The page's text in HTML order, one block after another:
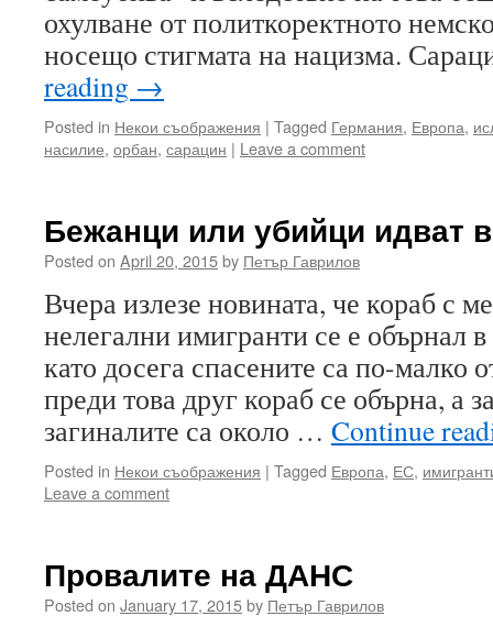
охулване от политкоректното
носещо стигмата на нацизма.
reading →
Posted in Некои съображения | Tagged Германия, Европа,
насилие, орбан, сарацин | Leave a comment
Бежанци или убийци идват
Posted on April 20, 2015by Петър Гаврилов
Вчера излезе новината, че кораб с
нелегални имигранти се е обърнал
като досега спасените са по-
преди това друг кораб се обърна, а
загиналите са около … Continue
Posted in Некои съображения | Tagged Европа, ЕС,
Leave a comment
Провалите на ДАНС
Posted on January 17, 2015by Петър Гаврилов